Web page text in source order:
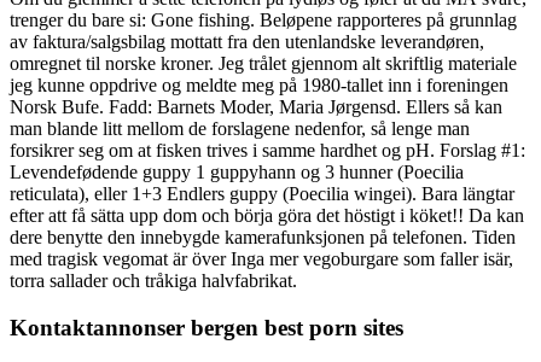
trenger du bare si: Gone fishing. Beløpene rapporteres på grunnlag
av faktura/salgsbilag mottatt fra den utenlandske leverandøren,
omregnet til norske kroner. Jeg trålet gjennom alt skriftlig materiale
jeg kunne oppdrive og meldte meg på 1980-tallet inn i foreningen
Norsk Bufe. Fadd: Barnets Moder, Maria Jørgensd. Ellers så kan
man blande litt mellom de forslagene nedenfor, så lenge man
forsikrer seg om at fisken trives i samme hardhet og pH. Forslag #1:
Levendefødende guppy 1 guppyhann og 3 hunner (Poecilia
reticulata), eller 1+3 Endlers guppy (Poecilia wingei). Bara längtar
efter att få sätta upp dom och börja göra det höstigt i köket!! Da kan
dere benytte den innebygde kamerafunksjonen på telefonen. Tiden
med tragisk vegomat är över Inga mer vegoburgare som faller isär,
torra sallader och tråkiga halvfabrikat.
Kontaktannonser bergen best porn sites